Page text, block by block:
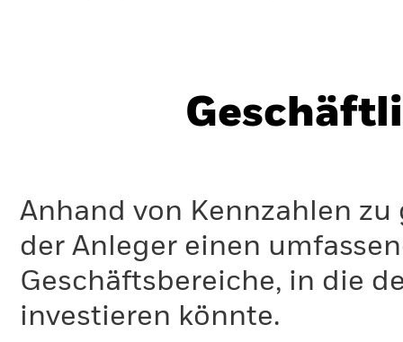
Anhand von Kennzahlen
der Anleger einen
Geschäftsbereiche, in die
investieren könnte.